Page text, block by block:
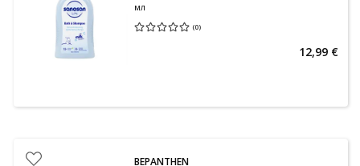
мл
(0)
Средняя оценка 0.00
12,99 €
BEPANTHEN